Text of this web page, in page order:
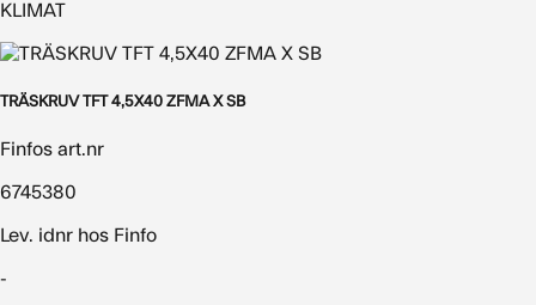
KLIMAT
TRÄSKRUV TFT 4,5X40 ZFMA X SB
Finfos art.nr
6745380
Lev. idnr hos Finfo
-